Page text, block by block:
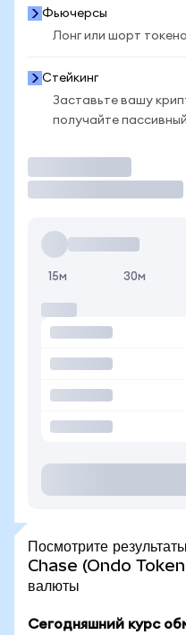
Фьючерсы
Лонг или шорт
Стейкинг
Заставьте вашу
получайте
15м 30м
Посмотрите
Chase (Ondo
валюты
Сегодняшний курс